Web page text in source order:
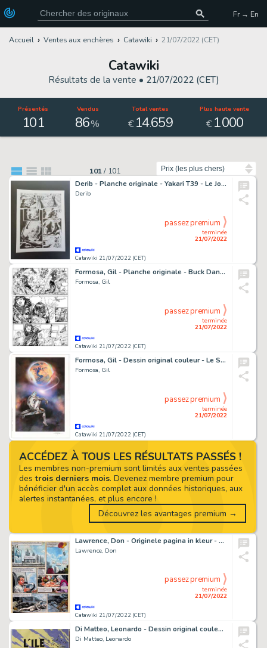
Fr → En
Accueil Ventes aux enchères Catawiki 21/07/2022 (CET)
Catawiki
Résultats de la vente • 21/07/2022 (CET)
Présentés
101
Vendus
86%
Total ventes
€ 14.659
Plus haute vente
€ 1.000
101/ 101
Derib - Planche originale - Yakari T39 - Le Jour du silence - (2016)
Derib
Catawiki 21/07/2022 (CET)
terminée
21/07/2022
passez premium
Formosa, Gil - Planche originale - Buck Danny T58 - Le Pacte - (2021)
Formosa, Gil
Catawiki 21/07/2022 (CET)
terminée
21/07/2022
passez premium
Formosa, Gil - Dessin original couleur - Le Surfer d'argent - (2002)
Formosa, Gil
Catawiki 21/07/2022 (CET)
terminée
21/07/2022
passez premium
Lawrence, Don - Originele pagina in kleur - Trigië - Het mysterie van de Tarron maan - (1973)
Lawrence, Don
Catawiki 21/07/2022 (CET)
terminée
21/07/2022
passez premium
Di Matteo, Leonardo - Dessin original couleur - Hommage Ã Franquin et Hergé - (2020)
Di Matteo, Leonardo
ACCÉDEZ À TOUS LES RÉSULTATS PASSÉS !
Les membres non-premium sont limités aux ventes passées
destrois derniers mois. Devenez membre premium pour
bénéficier d'un accès complet aux données historiques, aux
alertes instantanées, et plus encore !
Découvrez les avantages premium →